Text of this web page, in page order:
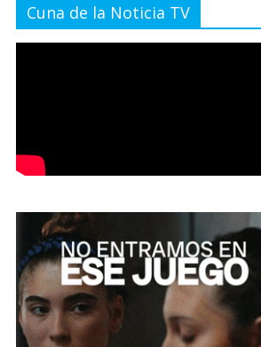
Cuna de la Noticia TV